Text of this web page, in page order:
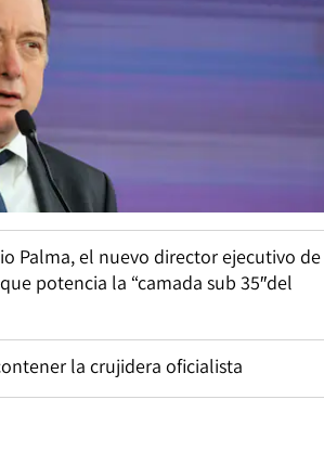
Palma, el nuevo director ejecutivo de
potencia la “camada sub 35″del
la crujidera oficialista